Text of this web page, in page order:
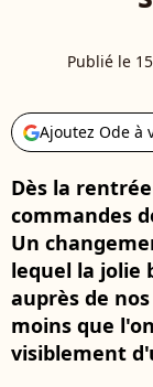
Publié le
Ajoutez Ode à
Dès la
commandes
Un
lequel la jolie
auprès de
moins que
visiblement